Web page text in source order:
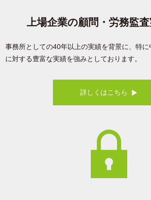
上場企業の顧問・労務監
事務所としての40年以上の実績を背景に、特
に対する豊富な実績を強みとしております。
詳しくはこちら